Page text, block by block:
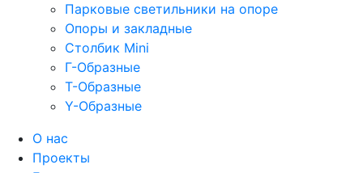
Парковые светильники на опоре
Опоры и закладные
Столбик Mini
Г-Образные
Т-Образные
Y-Образные
О нас
Проекты